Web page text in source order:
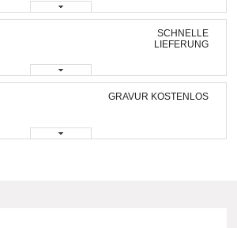
SCHNELLE
LIEFERUNG
GRAVUR KOSTENLOS